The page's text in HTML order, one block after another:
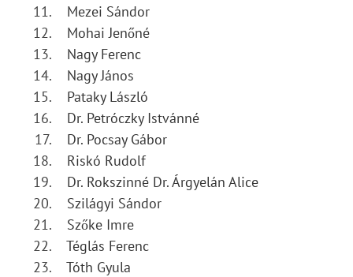
Mezei Sándor
Mohai Jenőné
Nagy Ferenc
Nagy János
Pataky László
Dr. Petróczky Istvánné
Dr. Pocsay Gábor
Riskó Rudolf
Dr. Rokszinné Dr. Árgyelán Alice
Szilágyi Sándor
Szőke Imre
Téglás Ferenc
Tóth Gyula